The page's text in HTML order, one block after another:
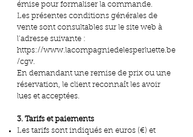
émise pour formaliser la commande.
Les présentes conditions générales de
vente sont consultables sur le site web à
l’adresse suivante :
https://www.lacompagniedelesperluette.be
/cgv.
En demandant une remise de prix ou une
réservation, le client reconnaît les avoir
lues et acceptées.
3. Tarifs et paiements
Les tarifs sont indiqués en euros (€) et